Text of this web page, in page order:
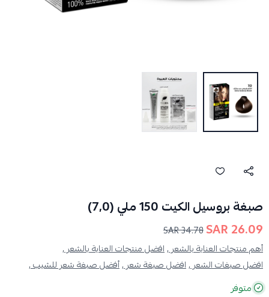
صبغة بروسيل الكيت 150 ملي (7,0)
26.09 SAR
34.78 SAR
أهم منتجات العناية بالشعر ,افضل منتجات العناية بالشعر ,
افضل صبغات الشعر ,افضل صبغة شعر ,أفضل صبغة شعر للشيب ,
متوفر